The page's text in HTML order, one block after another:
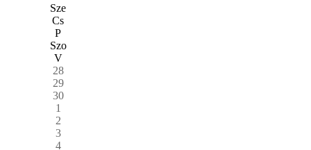
Sze
Cs
P
Szo
V
28
29
30
1
2
3
4